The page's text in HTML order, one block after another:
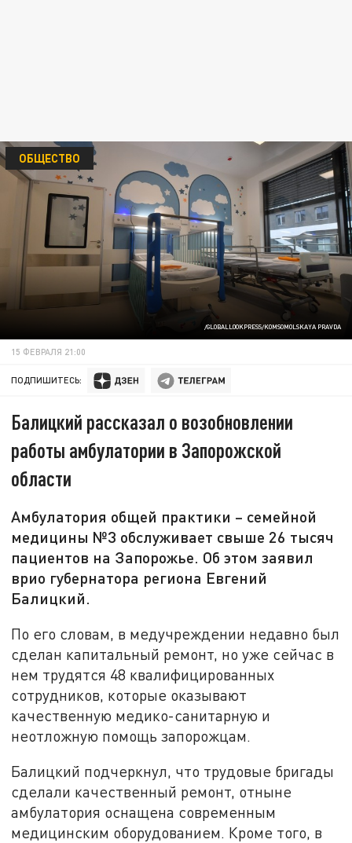
/GLOBALLOOKPRESS/KOMSOMOLSKAYA PRAVDA
ОБЩЕСТВО
15 ФЕВРАЛЯ 21:00
ПОДПИШИТЕСЬ:
Балицкий рассказал о возобновлении
работы амбулатории в Запорожской
области
Амбулатория общей практики – семейной
медицины №3 обслуживает свыше 26 тысяч
пациентов на Запорожье. Об этом заявил
врио губернатора региона Евгений
Балицкий.
По его словам, в медучреждении недавно был
сделан капитальный ремонт, но уже сейчас в
нем трудятся 48 квалифицированных
сотрудников, которые оказывают
качественную медико-санитарную и
неотложную помощь запорожцам.
Балицкий подчеркнул, что трудовые бригады
сделали качественный ремонт, отныне
амбулатория оснащена современным
медицинским оборудованием. Кроме того, в